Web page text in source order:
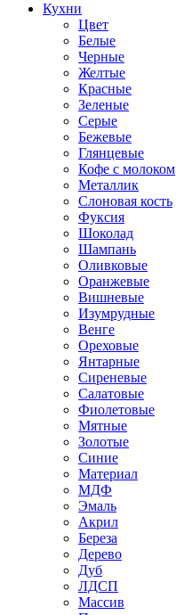
Кухни
Цвет
Белые
Черные
Желтые
Красные
Зеленые
Серые
Бежевые
Глянцевые
Кофе с молоком
Металлик
Слоновая кость
Фуксия
Шоколад
Шампань
Оливковые
Оранжевые
Вишневые
Изумрудные
Венге
Ореховые
Янтарные
Сиреневые
Салатовые
Фиолетовые
Мятные
Золотые
Синие
Материал
МДФ
Эмаль
Акрил
Береза
Дерево
Дуб
ЛДСП
Массив